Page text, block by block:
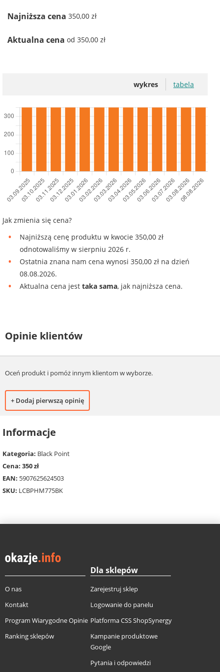
Najniższa cena 350,00 zł
Aktualna cena od 350,00 zł
wykres tabela
Jak zmienia się cena?
Najniższą cenę produktu w kwocie 350,00 zł
odnotowaliśmy w sierpniu 2026 r.
Ostatnia znana nam cena wynosi 350,00 zł na dzień
08.08.2026.
Aktualna cena jest taka sama, jak najniższa cena.
Opinie klientów
Oceń produkt i pomóż innym klientom w wyborze.
+ Dodaj pierwszą opinię
Informacje
Kategoria: Black Point
Cena: 350 zł
EAN: 5907625624503
SKU: LCBPHM775BK
O nas
Kontakt
Program Wiarygodne Opinie
Ranking sklepów
Dla sklepów
Zarejestruj sklep
Logowanie do panelu
Platforma CSS ShopSynergy
Kampanie produktowe
Google
Pytania i odpowiedzi